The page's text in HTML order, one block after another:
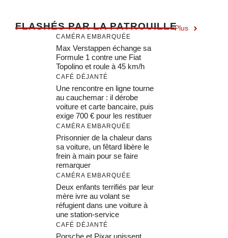
FLASHÉS PAR LA PATROUILLEPlus
CAMÉRA EMBARQUÉE
Max Verstappen échange sa
Formule 1 contre une Fiat
Topolino et roule à 45 km/h
CAFÉ DÉJANTÉ
Une rencontre en ligne tourne
au cauchemar : il dérobe
voiture et carte bancaire, puis
exige 700 € pour les restituer
CAMÉRA EMBARQUÉE
Prisonnier de la chaleur dans
sa voiture, un fêtard libère le
frein à main pour se faire
remarquer
CAMÉRA EMBARQUÉE
Deux enfants terrifiés par leur
mère ivre au volant se
réfugient dans une voiture à
une station-service
CAFÉ DÉJANTÉ
Porsche et Pixar unissent